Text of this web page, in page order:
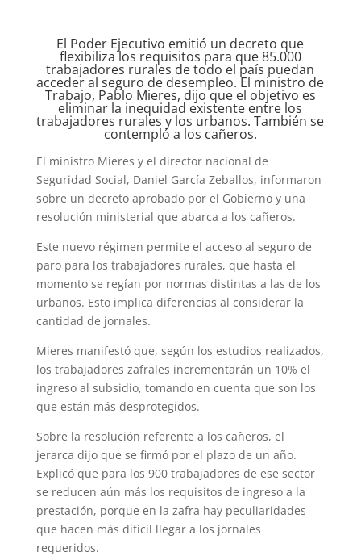
El Poder Ejecutivo emitió un decreto que
flexibiliza los requisitos para que 85.000
trabajadores rurales de todo el país puedan
acceder al seguro de desempleo. El ministro de
Trabajo, Pablo Mieres, dijo que el objetivo es
eliminar la inequidad existente entre los
trabajadores rurales y los urbanos. También se
contempló a los cañeros.
El ministro Mieres y el director nacional de
Seguridad Social, Daniel García Zeballos, informaron
sobre un decreto aprobado por el Gobierno y una
resolución ministerial que abarca a los cañeros.
Este nuevo régimen permite el acceso al seguro de
paro para los trabajadores rurales, que hasta el
momento se regían por normas distintas a las de los
urbanos. Esto implica diferencias al considerar la
cantidad de jornales.
Mieres manifestó que, según los estudios realizados,
los trabajadores zafrales incrementarán un 10% el
ingreso al subsidio, tomando en cuenta que son los
que están más desprotegidos.
Sobre la resolución referente a los cañeros, el
jerarca dijo que se firmó por el plazo de un año.
Explicó que para los 900 trabajadores de ese sector
se reducen aún más los requisitos de ingreso a la
prestación, porque en la zafra hay peculiaridades
que hacen más difícil llegar a los jornales
requeridos.